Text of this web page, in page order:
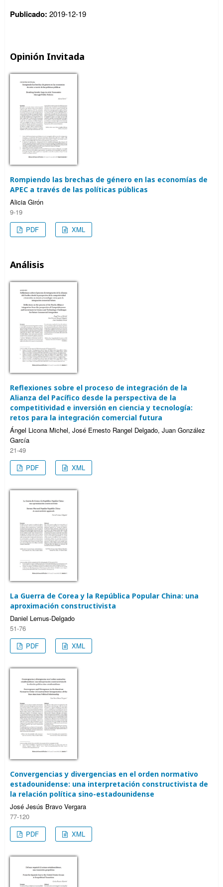
Publicado: 2019-12-19
Opinión Invitada
Rompiendo las brechas de género en las economías de
APEC a través de las políticas públicas
Alicia Girón
9-19
PDF
XML
Análisis
Reflexiones sobre el proceso de integración de la
Alianza del Pacífico desde la perspectiva de la
competitividad e inversión en ciencia y tecnología:
retos para la integración comercial futura
Ángel Licona Michel, José Ernesto Rangel Delgado, Juan González
García
21-49
PDF
XML
La Guerra de Corea y la República Popular China: una
aproximación constructivista
Daniel Lemus-Delgado
51-76
PDF
XML
Convergencias y divergencias en el orden normativo
estadounidense: una interpretación constructivista de
la relación política sino-estadounidense
José Jesús Bravo Vergara
77-120
PDF
XML